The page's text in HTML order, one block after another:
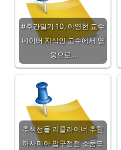
#주간일기 10, 이영현 교수
네이버 지식인 고수에서 영
웅으로...
추석선물 리클라이너 추천
까사미아 압구정점 소품도